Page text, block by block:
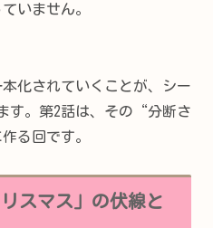
いません。
化されていくことが、シー
す。第2話は、その“分断さ
る回です。
スマス」の伏線と